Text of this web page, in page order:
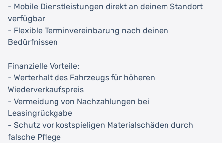
- Mobile Dienstleistungen direkt an deinem Standort
verfügbar
- Flexible Terminvereinbarung nach deinen
Bedürfnissen
Finanzielle Vorteile:
- Werterhalt des Fahrzeugs für höheren
Wiederverkaufspreis
- Vermeidung von Nachzahlungen bei
Leasingrückgabe
- Schutz vor kostspieligen Materialschäden durch
falsche Pflege